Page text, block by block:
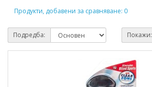
Продукти, добавени за сравняване: 0
Подредба: Покажи: